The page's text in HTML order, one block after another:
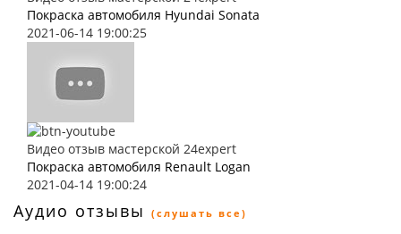
Покраска автомобиля Hyundai Sonata
2021-06-14 19:00:25
Видео отзыв мастерской 24expert
Покраска автомобиля Renault Logan
2021-04-14 19:00:24
Аудио отзывы (слушать все)